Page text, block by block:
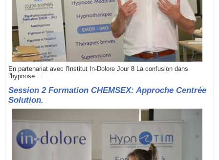
En partenariat avec l'Institut In-Dolore Jour 8 La confusion dans
l'hypnose....
Session 2 Formation CHEMSEX: Approche Centrée
Solution.